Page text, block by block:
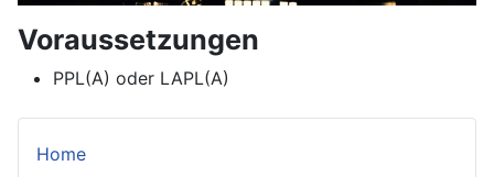
Voraussetzungen
PPL(A) oder LAPL(A)
Home